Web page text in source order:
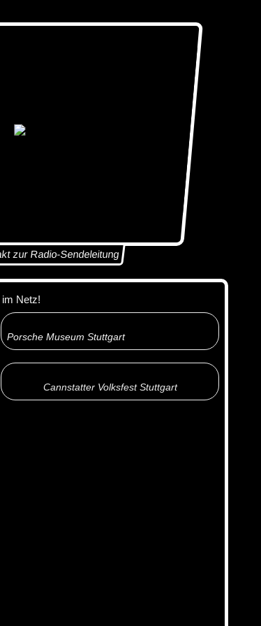
zur Radio-Sendeleitung
im Netz!
Porsche Museum Stuttgart
Cannstatter Volksfest Stuttgart